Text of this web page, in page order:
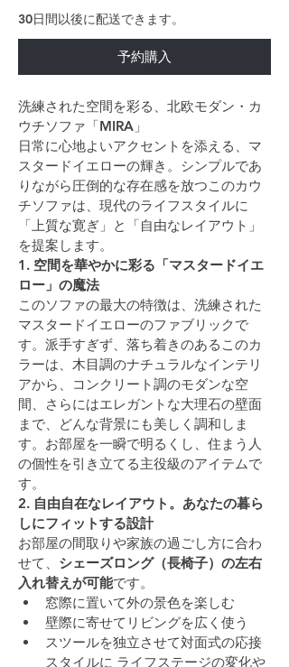
30日間以後に配送できます。
予約購入
洗練された空間を彩る、北欧モダン・カ
ウチソファ「MIRA」
日常に心地よいアクセントを添える、マ
スタードイエローの輝き。シンプルであ
りながら圧倒的な存在感を放つこのカウ
チソファは、現代のライフスタイルに
「上質な寛ぎ」と「自由なレイアウト」
を提案します。
1. 空間を華やかに彩る「マスタードイエ
ロー」の魔法
このソファの最大の特徴は、洗練された
マスタードイエローのファブリックで
す。派手すぎず、落ち着きのあるこのカ
ラーは、木目調のナチュラルなインテリ
アから、コンクリート調のモダンな空
間、さらにはエレガントな大理石の壁面
まで、どんな背景にも美しく調和しま
す。お部屋を一瞬で明るくし、住まう人
の個性を引き立てる主役級のアイテムで
す。
2. 自由自在なレイアウト。あなたの暮ら
しにフィットする設計
お部屋の間取りや家族の過ごし方に合わ
せて、 シェーズロング（長椅子）の左右
入れ替えが可能です。
窓際に置いて外の景色を楽しむ
壁際に寄せてリビングを広く使う
スツールを独立させて対面式の応接
スタイルに ライフステージの変化や